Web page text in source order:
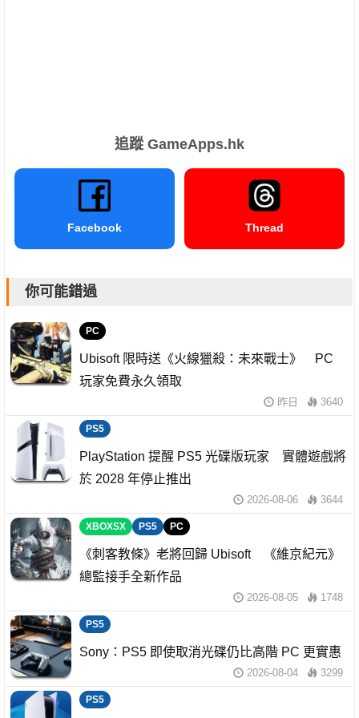
追蹤 GameApps.hk
Facebook Thread
你可能錯過
PC
Ubisoft 限時送《火線獵殺：未來戰士》 PC
玩家免費永久領取
昨日 3640
PS5
PlayStation 提醒 PS5 光碟版玩家 實體遊戲將
於 2028 年停止推出
2026-08-06 3644
XBOXSX PS5 PC
《刺客教條》老將回歸 Ubisoft 《維京紀元》
總監接手全新作品
2026-08-05 1748
PS5
Sony：PS5 即使取消光碟仍比高階 PC 更實惠
2026-08-04 3299
PS5